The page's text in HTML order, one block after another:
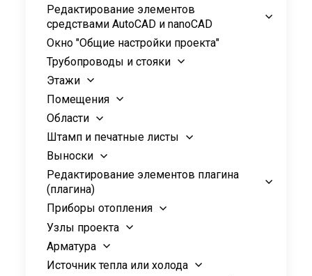
Редактирование элементов
средствами AutoCAD и nanoCAD
Окно "Общие настройки проекта"
Трубопроводы и стояки
Этажи
Помещения
Области
Штамп и печатные листы
Выноски
Редактирование элементов плагина
(плагина)
Приборы отопления
Узлы проекта
Арматура
Источник тепла или холода